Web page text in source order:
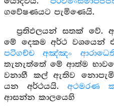
ගවේෂණයට පැමිණෙයි.
ප්‍රතිඵලයන් සතක් වේ.
මේ දෙකම අර්ථ වශයෙන්
පටිගච්ච අඤ්ඤං
තැනැත්තේ මේ ආත්ම
වනාහී කල් ඇතිව
යන අර්ථයයි. අථමරණ
ආසන්න කාලයෙහි